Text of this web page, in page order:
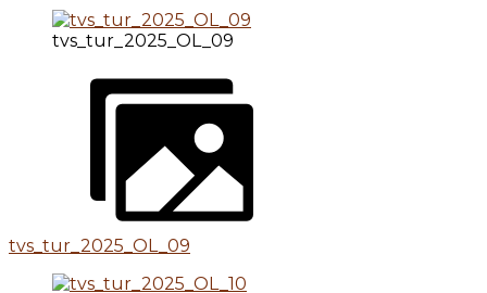
tvs_tur_2025_OL_09
tvs_tur_2025_OL_09